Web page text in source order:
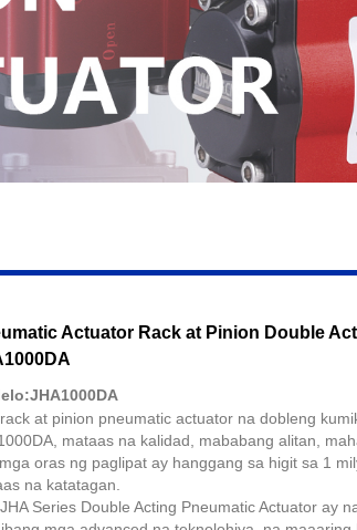
Actuator Rack at Pinion Double
at pinion pneumatic actuator na dobleng
mataas na kalidad, mababang alitan,
oras ng paglipat ay hanggang sa higit sa 1
na katatagan.
Series Double Acting Pneumatic Actuator ay